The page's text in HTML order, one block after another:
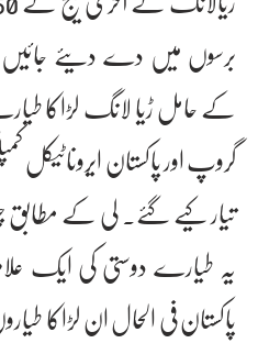
برسوں میں دے دیئے
کے حامل ڑیا لانگ لڑاکا
گروپ اور پاکستان
تیار کیے گئے۔ لی کے مطابق
یہ طیارے دوستی کی ایک
پاکستان فی الحال ان لڑاکا